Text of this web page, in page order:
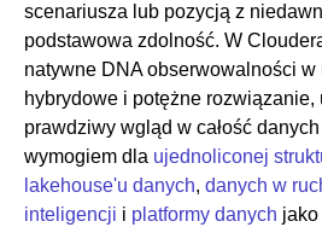
scenariusza lub pozycją z
podstawowa zdolność. W
natywne DNA obserwowalności w
hybrydowe i potężne
prawdziwy wgląd w całość
wymogiem dla ujednoliconej
lakehouse'u danych, danych w
inteligencji i platformy danych jako